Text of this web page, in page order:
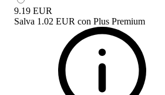
9.19 EUR
Salva 1.02 EUR con Plus Premium